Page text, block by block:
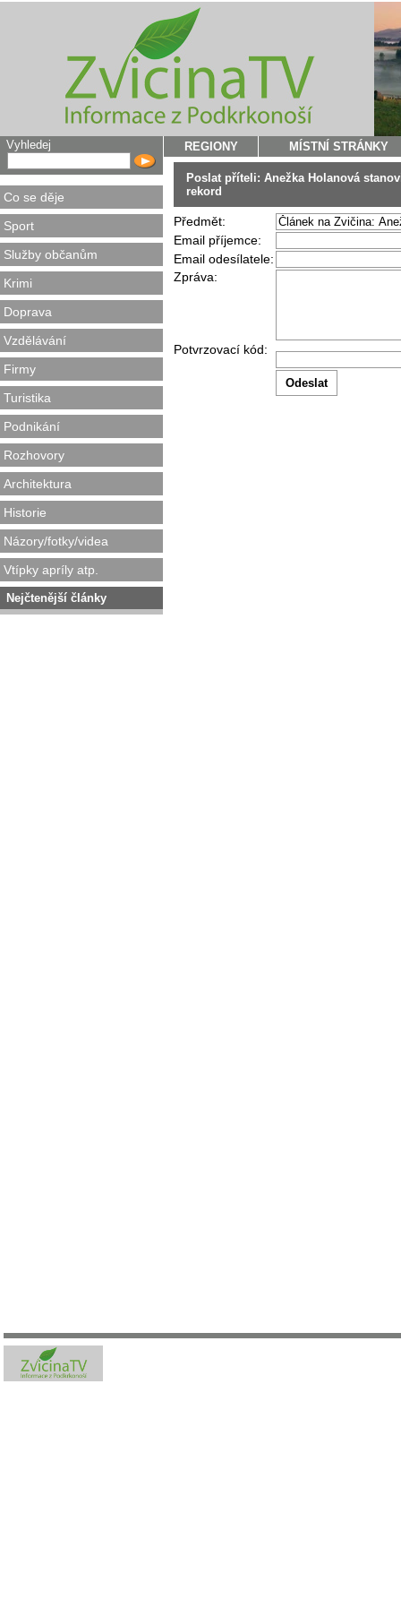
Vyhledej
Co se děje
Sport
Služby občanům
Krimi
Doprava
Vzdělávání
Firmy
Turistika
Podnikání
Rozhovory
Architektura
Historie
Názory/fotky/videa
Vtípky apríly atp.
Nejčtenější články
REGIONY MÍSTNÍ STRÁNKY
Poslat příteli: Anežka Holanová
rekord
Předmět:
Email příjemce:
Email odesílatele:
Zpráva:
Potvrzovací kód: